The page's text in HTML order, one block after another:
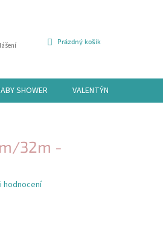
NÁKUPNÍ
Prázdný košík
SHOWER VALENTÝN
32m -
hodnocení